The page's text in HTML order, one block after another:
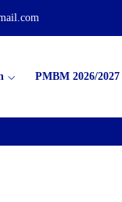
PMBM 2026/2027